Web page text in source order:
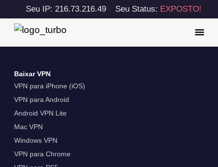
Seu IP: 216.73.216.49 Seu Status: EXPOSTO!
Baixar VPN
VPN para iPhone (iOS)
VPN para Android
Android VPN Lite
Mac VPN
Windows VPN
VPN para Chrome